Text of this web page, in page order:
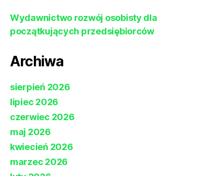
Wydawnictwo rozwój osobisty dla
początkujących przedsiębiorców
Archiwa
sierpień 2026
lipiec 2026
czerwiec 2026
maj 2026
kwiecień 2026
marzec 2026